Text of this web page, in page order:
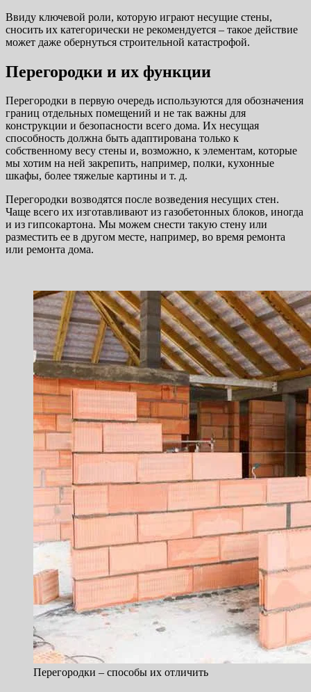
Ввиду ключевой роли, которую играют несущие стены,
сносить их категорически не рекомендуется – такое действие
может даже обернуться строительной катастрофой.
Перегородки и их функции
Перегородки в первую очередь используются для обозначения
границ отдельных помещений и не так важны для
конструкции и безопасности всего дома. Их несущая
способность должна быть адаптирована только к
собственному весу стены и, возможно, к элементам, которые
мы хотим на ней закрепить, например, полки, кухонные
шкафы, более тяжелые картины и т. д.
Перегородки возводятся после возведения несущих стен.
Чаще всего их изготавливают из газобетонных блоков, иногда
и из гипсокартона. Мы можем снести такую ​​стену или
разместить ее в другом месте, например, во время ремонта
или ремонта дома.
Перегородки – способы их отличить